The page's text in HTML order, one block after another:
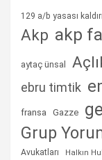
129 a/b yasası
Akp akp
aytaç ünsal
ebru timtik
fransa Gazze
Grup
Avukatları
Halkın